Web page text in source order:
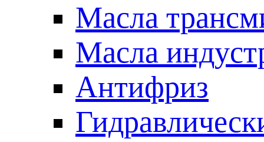
Масла
Масла
Антифриз